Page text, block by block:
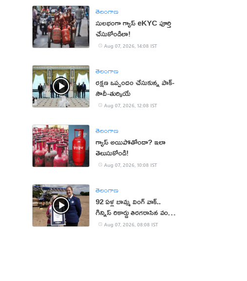
తెలంగాణ
సులభంగా గ్యాస్ eKYC పూర్తి
చేసుకోండిలా!
Aug 07, 2026, 14:08 IST
తెలంగాణ
రక్షణ ఒప్పందం చేసుకున్న పాక్‌-
సౌదీ-తుర్కియే
Aug 07, 2026, 12:08 IST
తెలంగాణ
గ్యాస్ అయిపోతోందా? ఇలా
తెలుసుకోండి!
Aug 07, 2026, 10:08 IST
తెలంగాణ
92 ఏళ్ల బామ్మ వింగ్ వాక్..
గిన్నిస్ రికార్డు తిరగరాసిన వండర్
ఉమెన్Aug 07, 2026, 08:08 IST